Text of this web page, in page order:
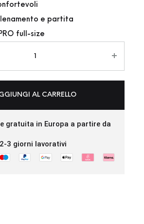
e partita
full-size
AL CARRELLO
gratuita in Europa a partire da
3 giorni lavorativi